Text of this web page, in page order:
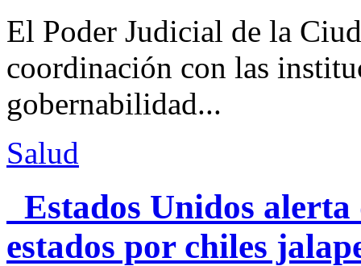
El Poder Judicial de la
coordinación con las
gobernabilidad...
Salud
Estados Unidos alerta
estados por chiles